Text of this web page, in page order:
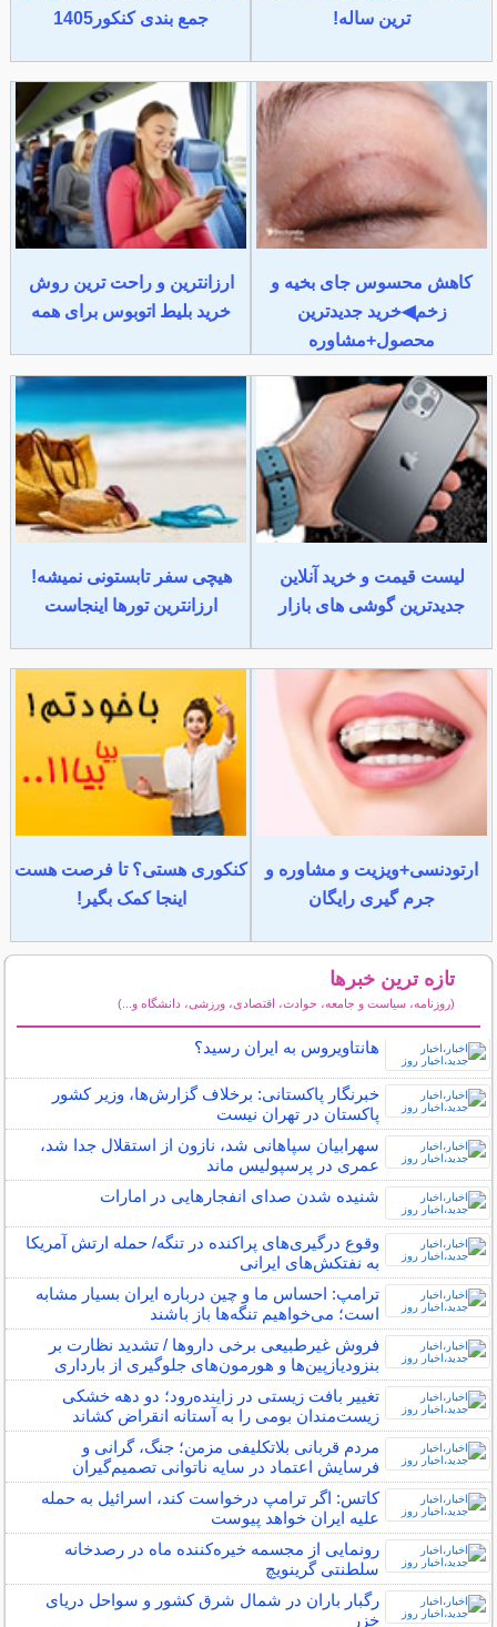
ترین ساله!
جمع بندی کنکور1405
کاهش محسوس جای بخیه و
زخم◀خرید جدیدترین
محصول+مشاوره
ارزانترین و راحت ترین روش
خرید بلیط اتوبوس برای همه
لیست قیمت و خرید آنلاین
جدیدترین گوشی های بازار
هیچی سفر تابستونی نمیشه!
ارزانترین تورها اینجاست
ارتودنسی+ویزیت و مشاوره و
جرم گیری رایگان
کنکوری هستی؟ تا فرصت هست
اینجا کمک بگیر!
تازه ترین خبرها
(روزنامه، سیاست و جامعه، حوادث، اقتصادی، ورزشی، دانشگاه و...)
هانتاویروس به ایران رسید؟
خبرنگار پاکستانی: برخلاف گزارش‌ها، وزیر کشور
پاکستان در تهران نیست
سهرابیان سپاهانی شد، نازون از استقلال جدا شد،
عمری در پرسپولیس ماند
شنیده شدن صدای انفجارهایی در امارات
وقوع درگیری‌های پراکنده در تنگه/ حمله ارتش آمریکا
به نفتکش‌های ایرانی
ترامپ: احساس ما و چین درباره ایران بسیار مشابه
است؛ می‌خواهیم تنگه‌ها باز باشند
فروش غیرطبیعی برخی داروها / تشدید نظارت بر
بنزودیازپین‌ها و هورمون‌های جلوگیری از بارداری
تغییر بافت زیستی در زاینده‌رود؛ دو دهه خشکی
زیست‌مندان بومی را به آستانه انقراض کشاند
مردم قربانی بلاتکلیفی مزمن؛ جنگ، گرانی و
فرسایش اعتماد در سایه ناتوانی تصمیم‌گیران
کاتس: اگر ترامپ درخواست کند، اسرائیل به حمله
علیه ایران خواهد پیوست
رونمایی از مجسمه خیره‌کننده ماه در رصدخانه
سلطنتی گرینویچ
رگبار باران در شمال شرق کشور و سواحل دریای
خزر